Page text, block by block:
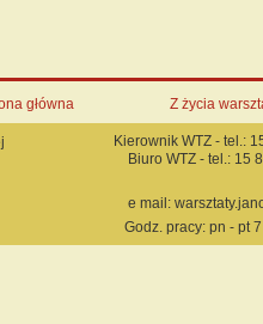
główna Z życia
Kierownik WTZ - tel.:
Biuro WTZ - tel.: 15
e mail:
Godz. pracy: pn - pt